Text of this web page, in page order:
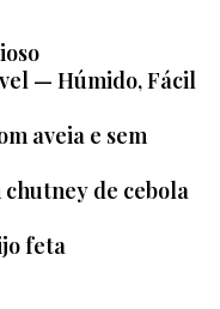
— Húmido, Fácil
aveia e sem
de cebola
feta